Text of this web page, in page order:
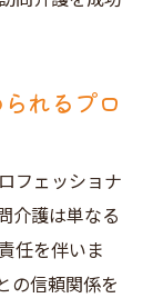
れるプロ
フェッショナ
介護は単なる
任を伴いま
の信頼関係を